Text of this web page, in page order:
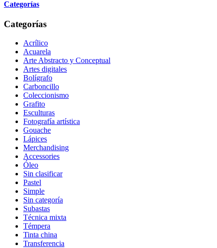
Categorías
Categorías
Acrílico
Acuarela
Arte Abstracto y Conceptual
Artes digitales
Bolígrafo
Carboncillo
Coleccionismo
Grafito
Esculturas
Fotografía artística
Gouache
Lápices
Merchandising
Accessories
Óleo
Sin clasificar
Pastel
Simple
Sin categoría
Subastas
Técnica mixta
Témpera
Tinta china
Transferencia